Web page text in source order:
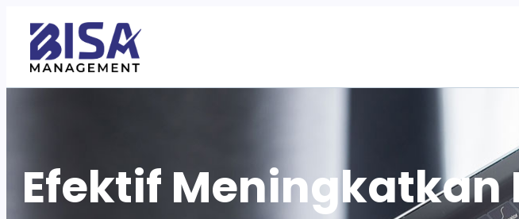
Efektif